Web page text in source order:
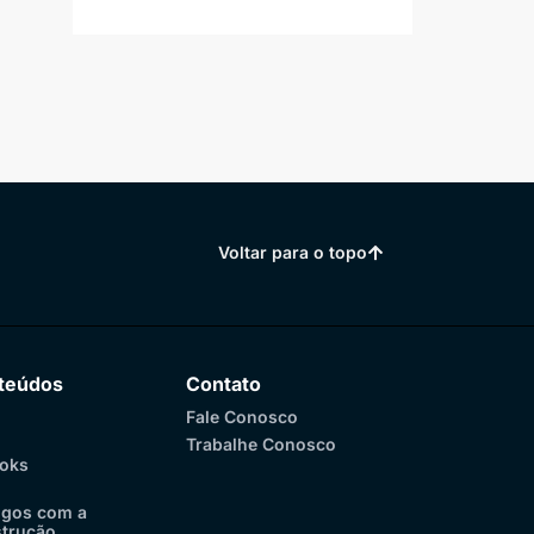
Voltar para o topo
com a
Contato
Fale Conosco
Trabalhe Conosco